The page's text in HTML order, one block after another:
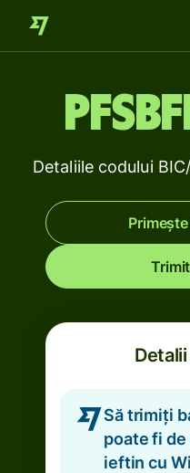
Detaliile codului
Să trimiți
poate fi de
ieftin cu